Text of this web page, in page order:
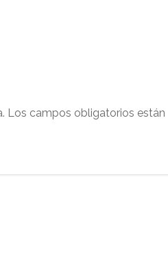
Los campos obligatorios están